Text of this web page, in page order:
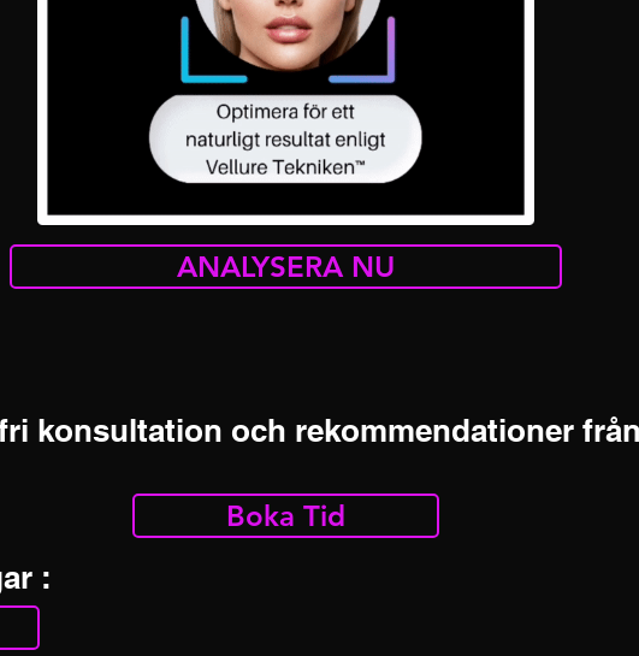
ANALYSERA NU
konsultation och rekommendationer
Boka Tid
: